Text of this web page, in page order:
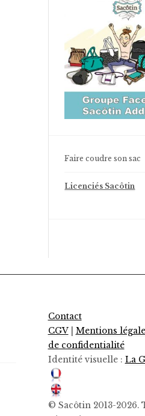
Faire coudre son sac
Licenciés Sacôtin
Contact
CGV| Mentions
de confidentialité
Identité visuelle : La
© Sacôtin 2013-2026.